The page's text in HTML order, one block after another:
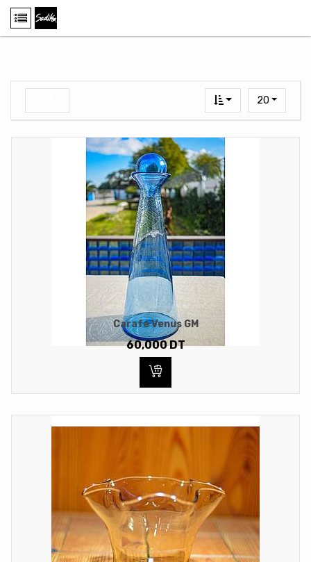
20
Carafe Venus GM
60,000DT